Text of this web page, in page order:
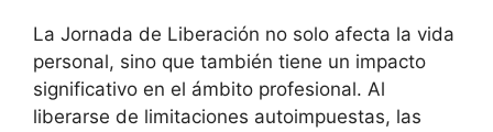
La Jornada de Liberación no solo afecta la vida
personal, sino que también tiene un impacto
significativo en el ámbito profesional. Al
liberarse de limitaciones autoimpuestas, las